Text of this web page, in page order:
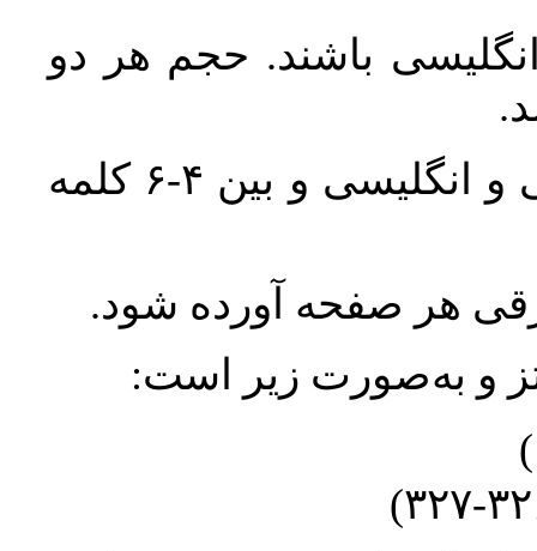
باشند. حجم هر دو
واژگان کلیدی بلافاصله پس از چکیده فارسی و انگلیسی و بین ۴-۶ کلمه
هر صفحه آورده شود.
و به‌صورت زیر است: